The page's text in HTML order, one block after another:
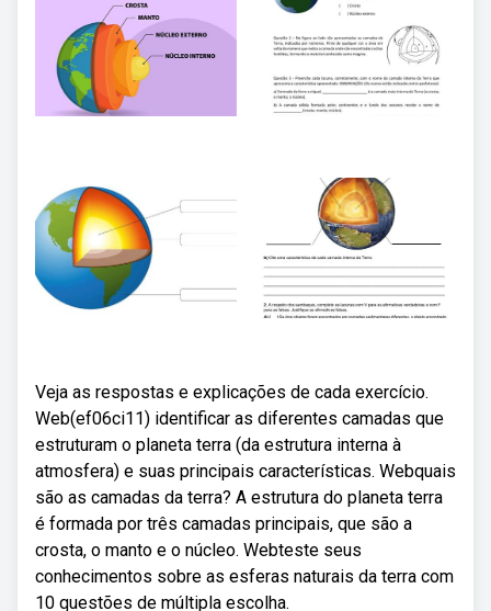
Veja as respostas e explicações de cada exercício.
Web(ef06ci11) identificar as diferentes camadas que
estruturam o planeta terra (da estrutura interna à
atmosfera) e suas principais características. Webquais
são as camadas da terra? A estrutura do planeta terra
é formada por três camadas principais, que são a
crosta, o manto e o núcleo. Webteste seus
conhecimentos sobre as esferas naturais da terra com
10 questões de múltipla escolha.